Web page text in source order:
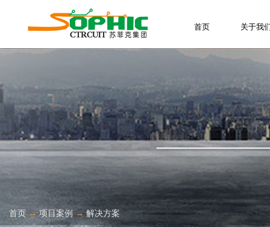
首页 关于我
首页 → 项目案例 → 解决方案